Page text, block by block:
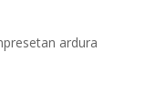
ardura